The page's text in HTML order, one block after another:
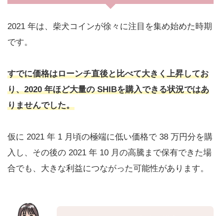
2021 年は、柴犬コインが徐々に注目を集め始めた時期
です。
すでに価格はローンチ直後と比べて大きく上昇してお
り、2020 年ほど大量の SHIBを購入できる状況ではあ
りませんでした。
仮に 2021 年 1 月頃の極端に低い価格で 38 万円分を購
入し、その後の 2021 年 10 月の高騰まで保有できた場
合でも、大きな利益につながった可能性があります。